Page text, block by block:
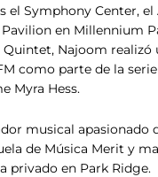
el Symphony Center,
en Millennium
Najoom realizó
como parte de la
Myra Hess.
musical apasionado
de Música Merit y
privado en Park Ridge.